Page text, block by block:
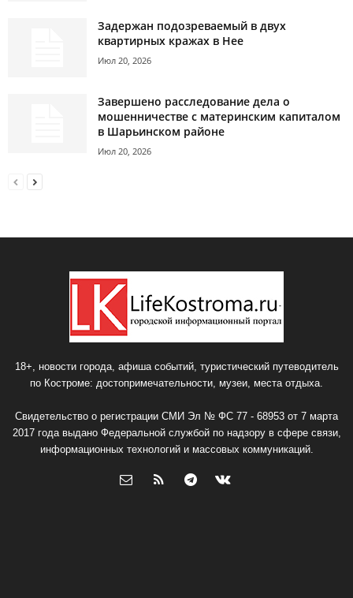
Задержан подозреваемый в двух
квартирных кражах в Нее
Июл 20, 2026
Завершено расследование дела о
мошенничестве с материнским капиталом
в Шарьинском районе
Июл 20, 2026
18+, новости города, афиша событий, туристический путеводитель
по Костроме: достопримечательности, музеи, места отдыха.
Свидетельство о регистрации СМИ Эл № ФС 77 - 68953 от 7 марта
2017 года выдано Федеральной службой по надзору в сфере связи,
информационных технологий и массовых коммуникаций.